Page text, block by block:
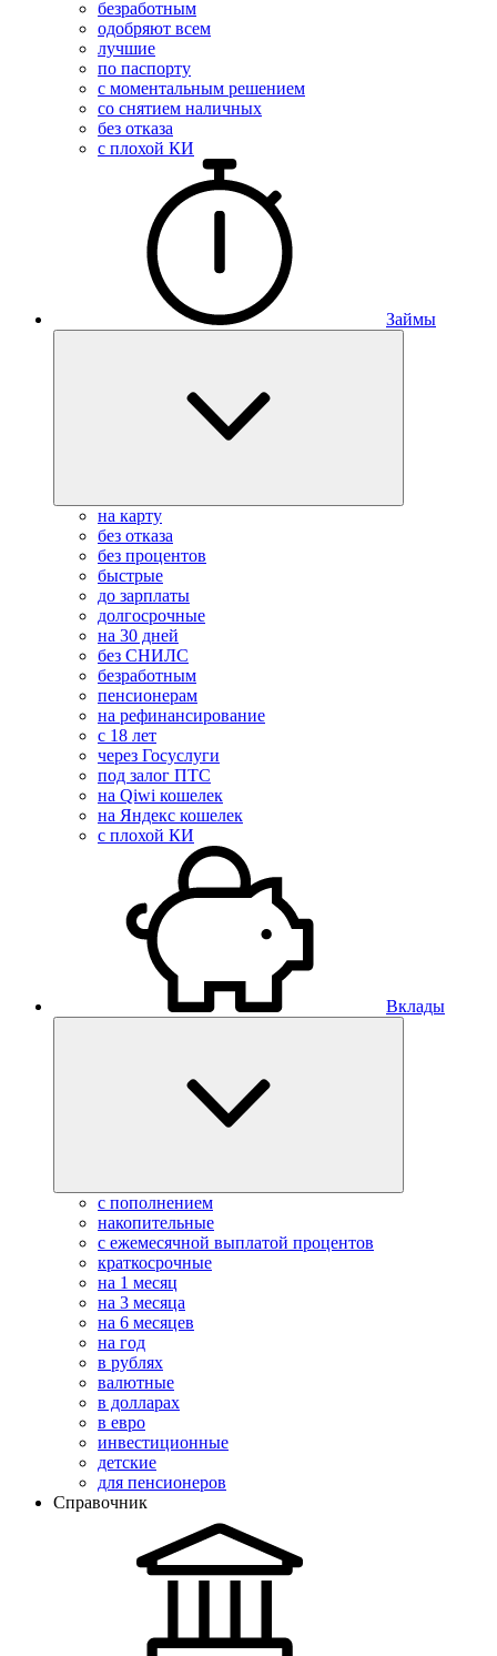
безработным
одобряют всем
лучшие
по паспорту
с моментальным решением
со снятием наличных
без отказа
с плохой КИ
Займы
на карту
без отказа
без процентов
быстрые
до зарплаты
долгосрочные
на 30 дней
без СНИЛС
безработным
пенсионерам
на рефинансирование
с 18 лет
через Госуслуги
под залог ПТС
на Qiwi кошелек
на Яндекс кошелек
с плохой КИ
Вклады
с пополнением
накопительные
с ежемесячной выплатой процентов
краткосрочные
на 1 месяц
на 3 месяца
на 6 месяцев
на год
в рублях
валютные
в долларах
в евро
инвестиционные
детские
для пенсионеров
Справочник